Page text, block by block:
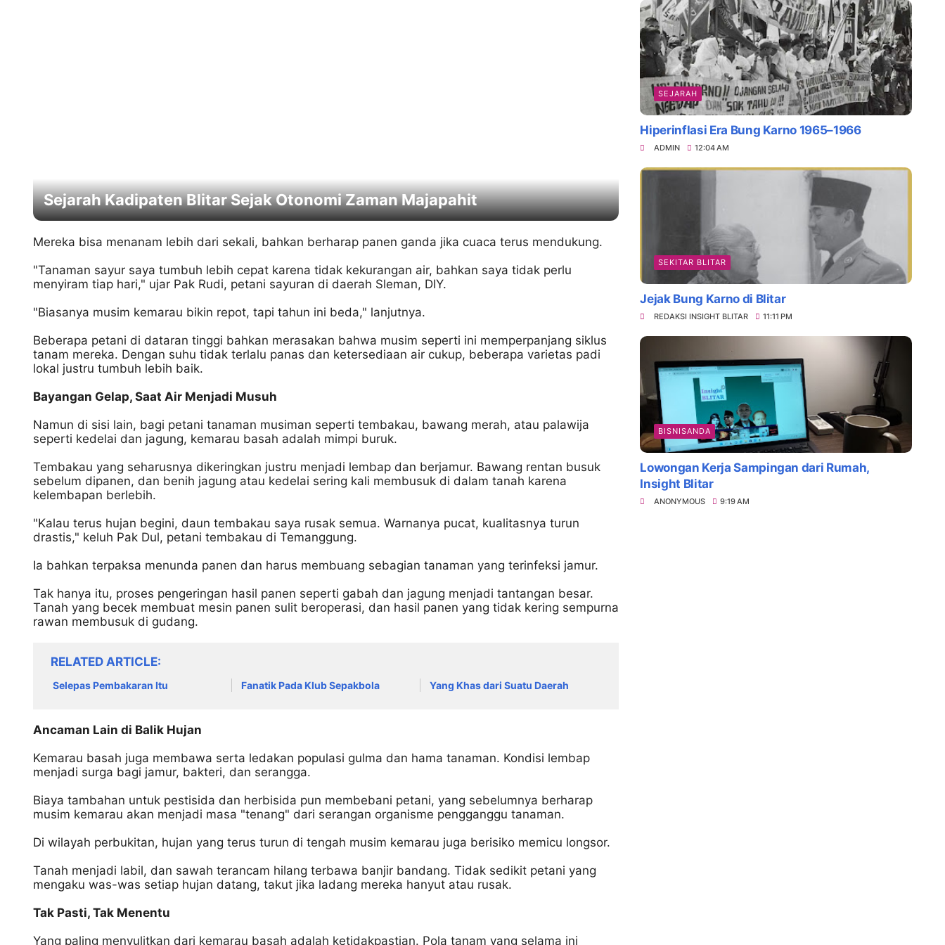
Sejarah Kadipaten Blitar Sejak Otonomi Zaman Majapahit Hubungan Adipati Srengat dan
Mereka bisa menanam lebih dari sekali, bahkan berharap panen ganda jika cuaca terus mendukung.
"Tanaman sayur saya tumbuh lebih cepat karena tidak kekurangan air, bahkan saya tidak perlu
menyiram tiap hari," ujar Pak Rudi, petani sayuran di daerah Sleman, DIY.
"Biasanya musim kemarau bikin repot, tapi tahun ini beda," lanjutnya.
Beberapa petani di dataran tinggi bahkan merasakan bahwa musim seperti ini memperpanjang siklus
tanam mereka. Dengan suhu tidak terlalu panas dan ketersediaan air cukup, beberapa varietas padi
lokal justru tumbuh lebih baik.
Bayangan Gelap, Saat Air Menjadi Musuh
Namun di sisi lain, bagi petani tanaman musiman seperti tembakau, bawang merah, atau palawija
seperti kedelai dan jagung, kemarau basah adalah mimpi buruk.
Tembakau yang seharusnya dikeringkan justru menjadi lembap dan berjamur. Bawang rentan busuk
sebelum dipanen, dan benih jagung atau kedelai sering kali membusuk di dalam tanah karena
kelembapan berlebih.
"Kalau terus hujan begini, daun tembakau saya rusak semua. Warnanya pucat, kualitasnya turun
drastis," keluh Pak Dul, petani tembakau di Temanggung.
Ia bahkan terpaksa menunda panen dan harus membuang sebagian tanaman yang terinfeksi jamur.
Tak hanya itu, proses pengeringan hasil panen seperti gabah dan jagung menjadi tantangan besar.
Tanah yang becek membuat mesin panen sulit beroperasi, dan hasil panen yang tidak kering sempurna
rawan membusuk di gudang.
RELATED ARTICLE
Selepas Pembakaran Itu Fanatik Pada Klub Sepakbola Yang Khas dari Suatu Daerah
Ancaman Lain di Balik Hujan
Kemarau basah juga membawa serta ledakan populasi gulma dan hama tanaman. Kondisi lembap
menjadi surga bagi jamur, bakteri, dan serangga.
Biaya tambahan untuk pestisida dan herbisida pun membebani petani, yang sebelumnya berharap
musim kemarau akan menjadi masa "tenang" dari serangan organisme pengganggu tanaman.
Di wilayah perbukitan, hujan yang terus turun di tengah musim kemarau juga berisiko memicu longsor.
Tanah menjadi labil, dan sawah terancam hilang terbawa banjir bandang. Tidak sedikit petani yang
mengaku was-was setiap hujan datang, takut jika ladang mereka hanyut atau rusak.
Tak Pasti, Tak Menentu
Yang paling menyulitkan dari kemarau basah adalah ketidakpastian. Pola tanam yang selama ini
SEJARAH
Hiperinflasi Era Bung Karno 1965–1966
ADMIN 12:04 AM
SEKITAR BLITAR
Jejak Bung Karno di Blitar
REDAKSI INSIGHT BLITAR 11:11 PM
BISNISANDA
Lowongan Kerja Sampingan dari Rumah,
Insight Blitar
ANONYMOUS 9:19 AM